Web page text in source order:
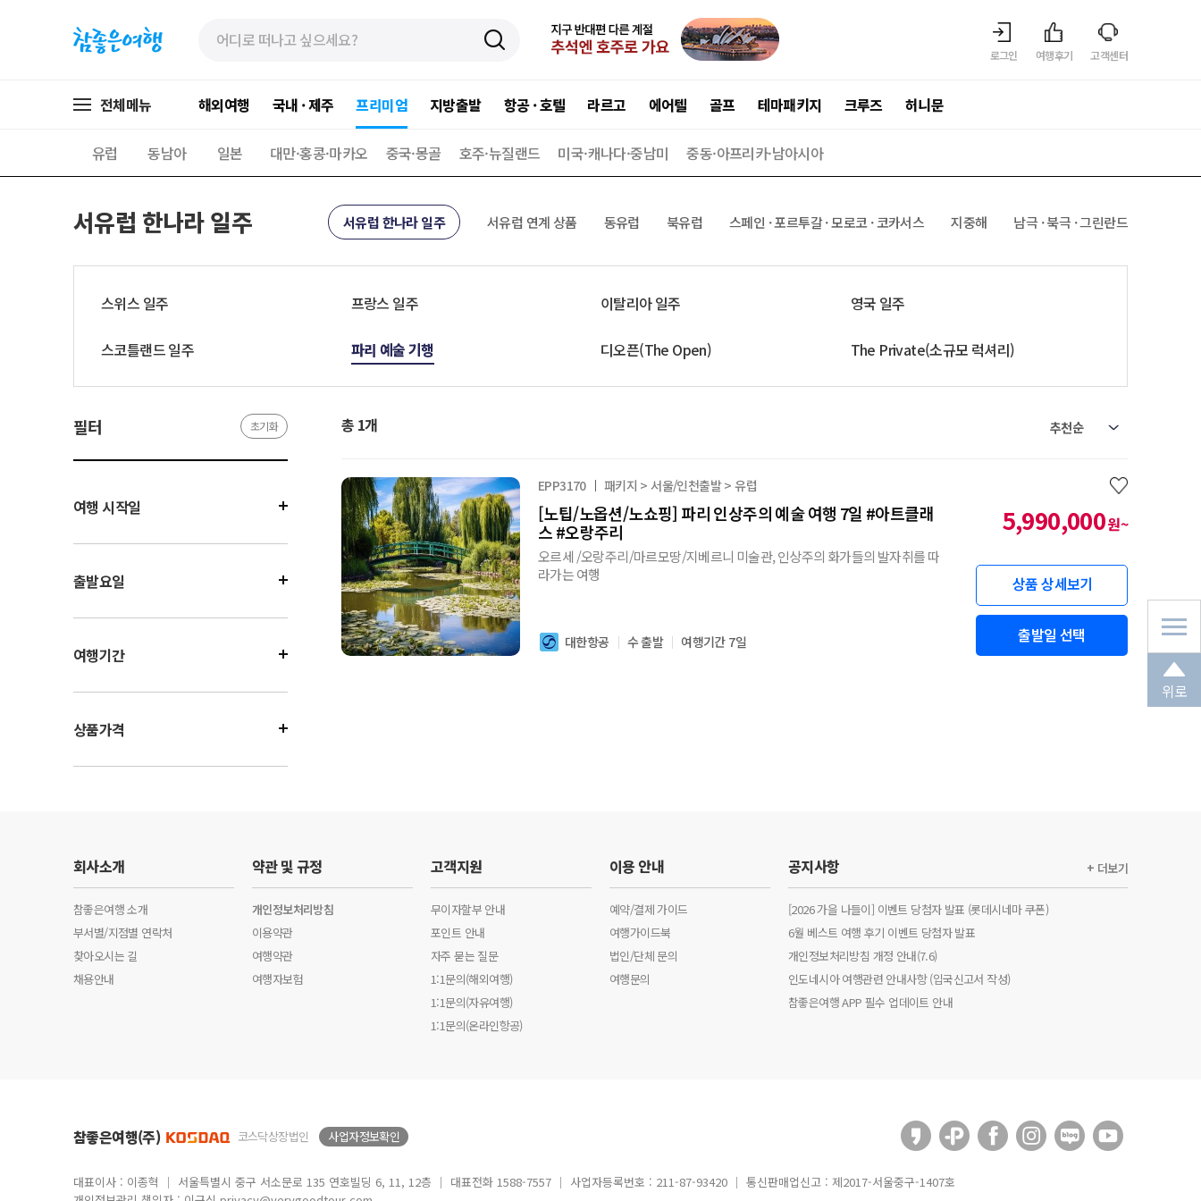
로그인 여행후기 고객센터
전체메뉴 해외여행 국내 · 제주 프리미엄 지방출발 항공 · 호텔 라르고 에어텔 골프 테마패키지 크루즈 허니문
유럽 동남아 일본 대만·홍콩·마카오 중국·몽골 호주·뉴질랜드 미국·캐나다·중남미 중동·아프리카·남아시아
위로
서유럽 한나라 일주 서유럽 한나라 일주 서유럽 연계 상품 동유럽 북유럽 스페인 · 포르투갈 · 모로코 · 코카서스 지중해 남극 · 북극 · 그린란드
스위스 일주 프랑스 일주 이탈리아 일주 영국 일주
스코틀랜드 일주 파리 예술 기행 디오픈(The Open) The Private(소규모 럭셔리)
필터 초기화
여행 시작일
출발요일
여행기간
상품가격
총 1개
EPP3170 패키지 > 서울/인천출발 > 유럽
[노팁/노옵션/노쇼핑] 파리 인상주의 예술 여행 7일 #아트클래
스 #오랑주리
오르세 /오랑주리/마르모땅/지베르니 미술관, 인상주의 화가들의 발자취를 따
라가는 여행
대한항공 수 출발 여행기간 7일
5,990,000원~
상품 상세보기
출발일 선택
회사소개
참좋은여행 소개
부서별/지점별 연락처
찾아오시는 길
채용안내
약관 및 규정
개인정보처리방침
이용약관
여행약관
여행자보험
고객지원
무이자할부 안내
포인트 안내
자주 묻는 질문
1:1문의(해외여행)
1:1문의(자유여행)
1:1문의(온라인항공)
이용 안내
예약/결제 가이드
여행가이드북
법인/단체 문의
여행문의
공지사항 + 더보기
[2026 가을 나들이] 이벤트 당첨자 발표 (롯데시네마 쿠폰)
6월 베스트 여행 후기 이벤트 당첨자 발표
개인정보처리방침 개정 안내(7.6)
인도네시아 여행관련 안내사항 (입국신고서 작성)
참좋은여행 APP 필수 업데이트 안내
참좋은여행(주) 코스닥상장법인 사업자정보확인
대표이사 : 이종혁 │ 서울특별시 중구 서소문로 135 연호빌딩 6, 11, 12층 │ 대표전화 1588-7557 │ 사업자등록번호 : 211-87-93420 │ 통신판매업신고 : 제2017-서울중구-1407호